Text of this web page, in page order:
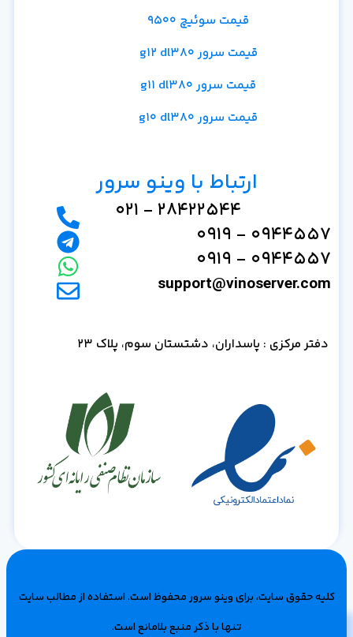
قیمت سوئیچ 9500
قیمت سرور g12 dl380
قیمت سرور g11 dl380
قیمت سرور g10 dl380
ارتباط با وینو سرور
28422544 - 021
0944557 - 0919
0944557 - 0919
support@vinoserver.com
دفتر مرکزی : پاسداران، دشتستان سوم، پلاک 23
کلیه حقوق سایت، برای وینو سرور محفوظ است‌. استفاده از مطالب سایت
تنها با ذکر منبع بلامانع است.